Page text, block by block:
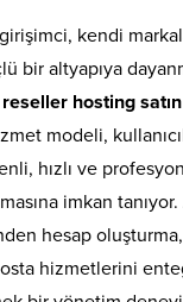
kendi
bir altyapıya
reseller hosting
modeli,
hızlı ve
imkan
hesap
hizmetlerini